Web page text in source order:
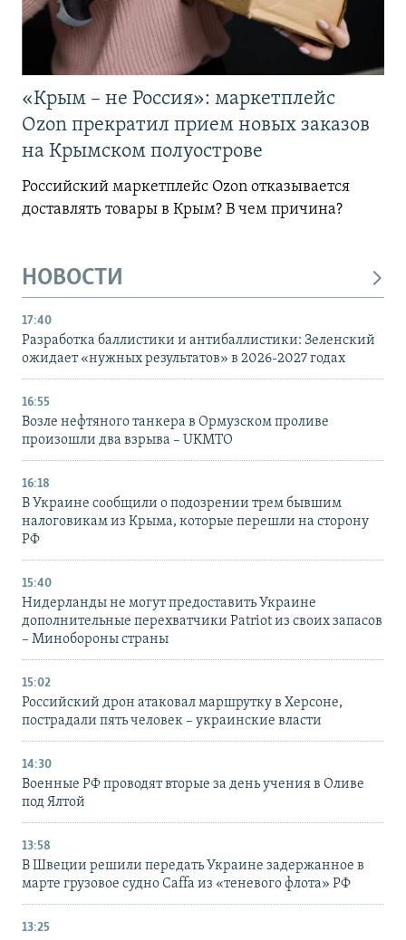
«Крым – не Россия»: маркетплейс
Ozon прекратил прием новых заказов
на Крымском полуострове
Российский маркетплейс Ozon отказывается
доставлять товары в Крым? В чем причина?
НОВОСТИ
17:40
Разработка баллистики и антибаллистики: Зеленский
ожидает «нужных результатов» в 2026-2027 годах
16:55
Возле нефтяного танкера в Ормузском проливе
произошли два взрыва – UKMTO
16:18
В Украине сообщили о подозрении трем бывшим
налоговикам из Крыма, которые перешли на сторону
РФ
15:40
Нидерланды не могут предоставить Украине
дополнительные перехватчики Patriot из своих запасов
– Минобороны страны
15:02
Российский дрон атаковал маршрутку в Херсоне,
пострадали пять человек – украинские власти
14:30
Военные РФ проводят вторые за день учения в Оливе
под Ялтой
13:58
В Швеции решили передать Украине задержанное в
марте грузовое судно Caffa из «теневого флота» РФ
13:25